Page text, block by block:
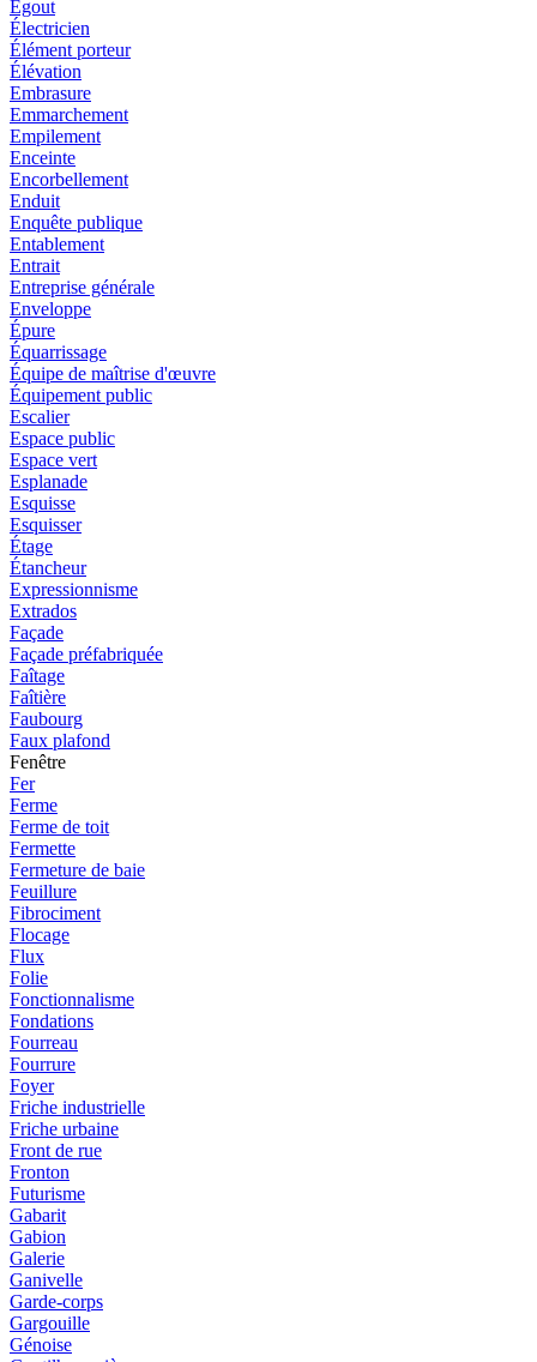
Égout
Électricien
Élément porteur
Élévation
Embrasure
Emmarchement
Empilement
Enceinte
Encorbellement
Enduit
Enquête publique
Entablement
Entrait
Entreprise générale
Enveloppe
Épure
Équarrissage
Équipe de maîtrise d'œuvre
Équipement public
Escalier
Espace public
Espace vert
Esplanade
Esquisse
Esquisser
Étage
Étancheur
Expressionnisme
Extrados
Façade
Façade préfabriquée
Faîtage
Faîtière
Faubourg
Faux plafond
Fenêtre
Fer
Ferme
Ferme de toit
Fermette
Fermeture de baie
Feuillure
Fibrociment
Flocage
Flux
Folie
Fonctionnalisme
Fondations
Fourreau
Fourrure
Foyer
Friche industrielle
Friche urbaine
Front de rue
Fronton
Futurisme
Gabarit
Gabion
Galerie
Ganivelle
Garde-corps
Gargouille
Génoise